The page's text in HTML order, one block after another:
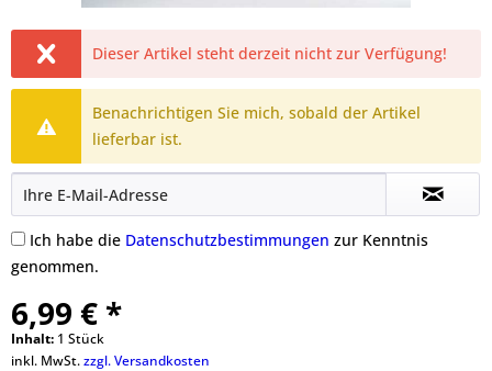
Dieser Artikel steht derzeit nicht zur Verfügung!
Benachrichtigen Sie mich, sobald der Artikel
lieferbar ist.
Ich habe die Datenschutzbestimmungen zur Kenntnis
genommen.
6,99 € *
Inhalt: 1 Stück
inkl. MwSt.zzgl. Versandkosten